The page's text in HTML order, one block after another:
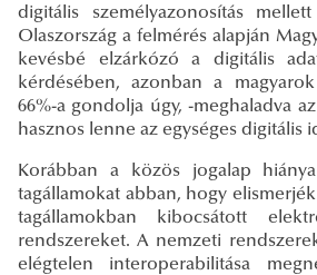
digitális személyazonosítás
Olaszország a felmérés alapján
kevésbé elzárkózó a digitális
kérdésében, azonban a
66%-a gondolja úgy, -meghaladva
hasznos lenne az egységes digitális
Korábban a közös jogalap
tagállamokat abban, hogy
tagállamokban kibocsátott
rendszereket. A nemzeti
elégtelen interoperabilitása